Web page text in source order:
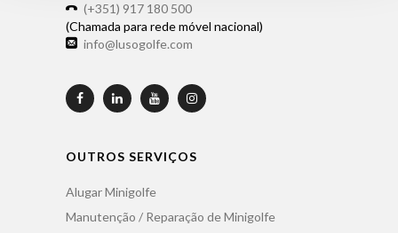
(+351) 917 180 500
(Chamada para rede móvel nacional)
info@lusogolfe.com
OUTROS SERVIÇOS
Alugar Minigolfe
Manutenção / Reparação de Minigolfe